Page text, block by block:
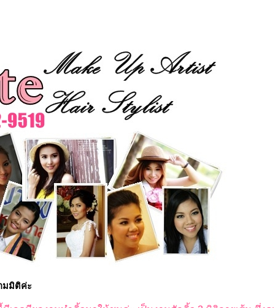
มมิติค่ะ